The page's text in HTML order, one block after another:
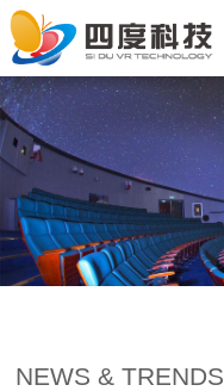
NEWS & TRENDS